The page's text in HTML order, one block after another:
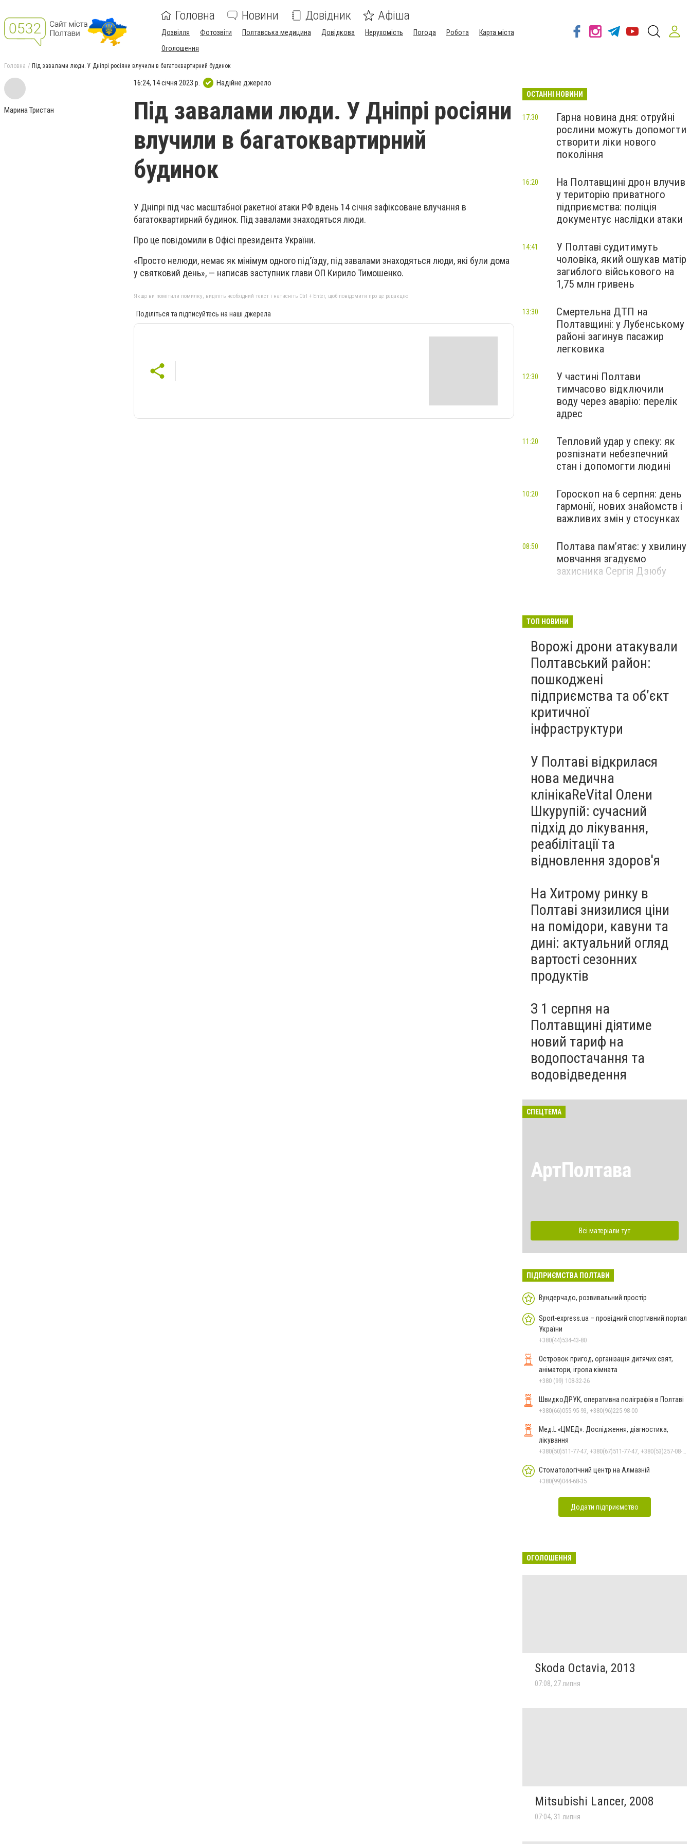
Головна Новини Довідник Афіша
Дозвілля Фотозвіти Полтавська медицина Довідкова Нерухомість Погода Робота
Карта міста
Оголошення
Головна Під завалами люди. У Дніпрі росіяни влучили в багатоквартирний будинок
Марина Тристан
16:24, 14 січня 2023 р. Надійне джерело
Під завалами люди. У Дніпрі росіяни
влучили в багатоквартирний
будинок
У Дніпрі під час масштабної ракетної атаки РФ вдень 14 січня зафіксоване влучання в
багатоквартирний будинок. Під завалами знаходяться люди.
Про це повідомили в Офісі президента України.
«Просто нелюди, немає як мінімум одного під‘їзду, під завалами знаходяться люди, які були дома
у святковий день», — написав заступник глави ОП Кирило Тимошенко.
Якщо ви помітили помилку, виділіть необхідний текст і натисніть Ctrl + Enter, щоб повідомити про це редакцію
Поділіться та підписуйтесь на наші джерела
ОСТАННІ НОВИНИ
Гарна новина дня: отруйні
рослини можуть допомогти
створити ліки нового
покоління
17:30
На Полтавщині дрон влучив
у територію приватного
підприємства: поліція
документує наслідки атаки
16:20
У Полтаві судитимуть
чоловіка, який ошукав матір
загиблого військового на
1,75 млн гривень
14:41
Смертельна ДТП на
Полтавщині: у Лубенському
районі загинув пасажир
легковика
13:30
У частині Полтави
тимчасово відключили
воду через аварію: перелік
адрес
12:30
Тепловий удар у спеку: як
розпізнати небезпечний
стан і допомогти людині
11:20
Гороскоп на 6 серпня: день
гармонії, нових знайомств і
важливих змін у стосунках
10:20
Полтава пам’ятає: у хвилину
мовчання згадуємо
захисника Сергія Дзюбу
08:50
ТОП НОВИНИ
Ворожі дрони атакували
Полтавський район:
пошкоджені
підприємства та об’єкт
критичної
інфраструктури
У Полтаві відкрилася
нова медична
клінікаReVital Олени
Шкурупій: сучасний
підхід до лікування,
реабілітації та
відновлення здоров'я
На Хитрому ринку в
Полтаві знизилися ціни
на помідори, кавуни та
дині: актуальний огляд
вартості сезонних
продуктів
З 1 серпня на
Полтавщині діятиме
новий тариф на
водопостачання та
водовідведення
СПЕЦТЕМА
АртПолтава
Всі матеріали тут
ПІДПРИЄМСТВА ПОЛТАВИ
Вундерчадо, розвивальний простір
Sport-express.ua – провідний спортивний портал
України
+380(44)534-43-80
Островок пригод, організація дитячих свят,
аніматори, ігрова кімната
+380 (99) 108-32-26
ШвидкоДРУК, оперативна поліграфія в Полтаві
+380(66)055-95-93, +380(96)225-98-00
Мед.L «ЦМЕД». Дослідження, діагностика,
лікування
Стоматологічний центр на Алмазній
+380(99)044-68-35
Додати підприємство
ОГОЛОШЕННЯ
Skoda Octavia, 2013
07:08, 27 липня
Mitsubishi Lancer, 2008
07:04, 31 липня